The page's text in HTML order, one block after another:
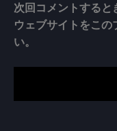
次回コメントすると
ウェブサイトをこ
い。